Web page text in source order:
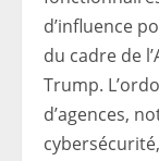
d’influence
du cadre de
Trump.
d’agences,